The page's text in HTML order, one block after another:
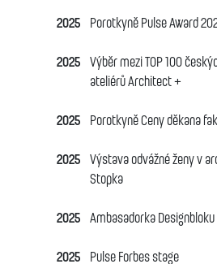
2025 Porotkyně Pulse Award
2025
Výběr mezi TOP 100
ateliérů Architect +
2025 Porotkyně Ceny děkana
2025
Výstava odvážné ženy v
Stopka
2025 Ambasadorka Designbloku
2025 Pulse Forbes stage